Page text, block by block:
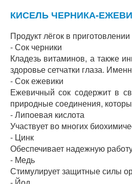
КИСЕЛЬ ЧЕРНИКА-
Продукт лёгок в
- Сок черники
Кладезь витаминов, а также
здоровье сетчатки глаза.
- Сок ежевики
Ежевичный сок содержит в
природные соединения,
- Липоевая кислота
Участвует во многих
- Цинк
Обеспечивает надежную
- Медь
Стимулирует защитные силы